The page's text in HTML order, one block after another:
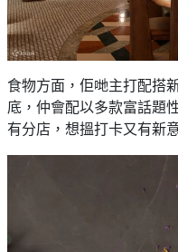
食物方面，佢哋主打配搭
底，仲會配以多款富話題
有分店，想搵打卡又有新